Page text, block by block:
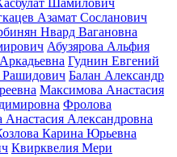
Шамилович
Азамат Сосланович
Нвард Вагановна
Абузярова Альфия
Гуднин Евгений
Рашидович Балан Александр
Максимова Анастасия
Фролова
Анастасия Александровна
Карина Юрьевна
Квирквелия Мери